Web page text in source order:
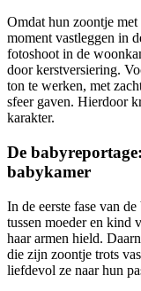
Omdat hun zoontje
moment vastleggen in
fotoshoot in de
door kerstversiering.
ton te werken, met
sfeer gaven. Hierdoor
karakter.
De
babykamer
In de eerste fase van
tussen moeder en kind
haar armen hield.
die zijn zoontje trots
liefdevol ze naar hun